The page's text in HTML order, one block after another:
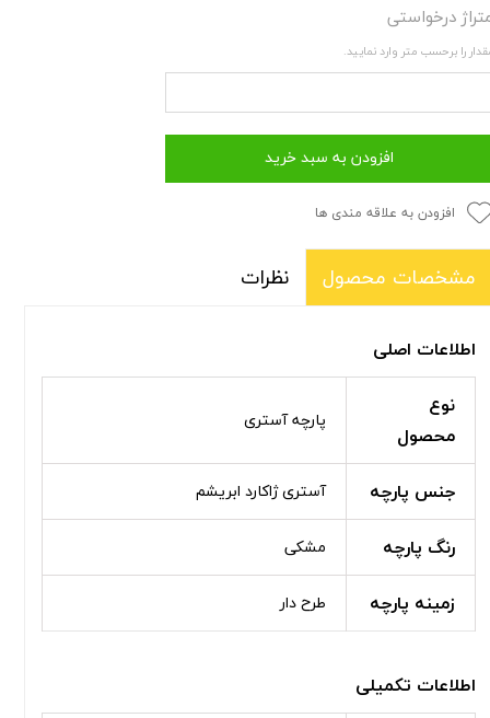
درخواستی
را برحسب متر وارد نمایید.
افزودن به سبد خرید
افزودن به علاقه مندی ها
مشخصات محصول نظرات
اطلاعات اصلی
نوع
محصول
پارچه آستری
جنس پارچه آستری ژاکارد ابریشم
رنگ پارچه مشکی
زمینه پارچه طرح دار
اطلاعات تکمیلی